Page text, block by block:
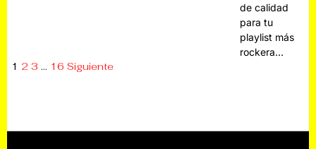
de calidad
para tu
playlist más
rockera…
1 2 3 … 16 Siguiente